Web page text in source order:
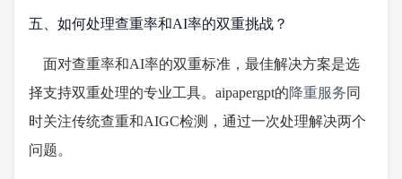
五、如何处理查重率和AI率的双重挑战？
面对查重率和AI率的双重标准，最佳解决方案是选
择支持双重处理的专业工具。aipapergpt的降重服务同
时关注传统查重和AIGC检测，通过一次处理解决两个
问题。